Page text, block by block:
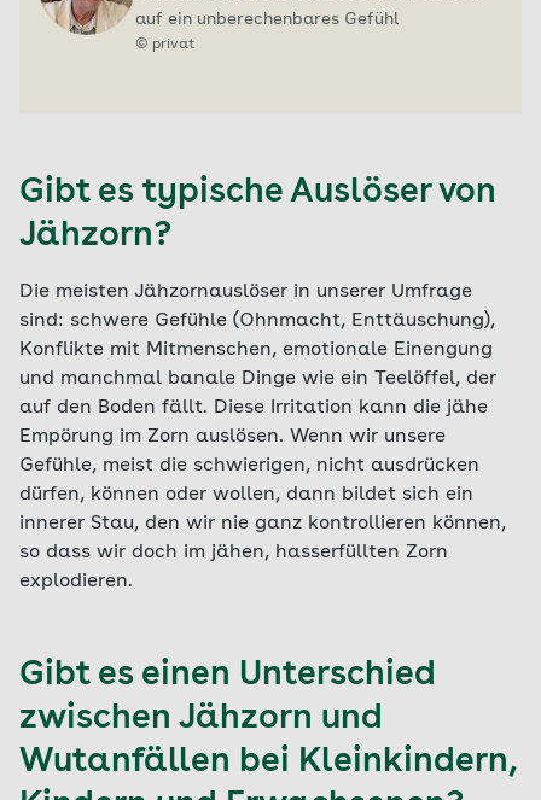
auf ein unberechenbares Gefühl
© privat
Gibt es typische Auslöser von
Jähzorn?
Die meisten Jähzornauslöser in unserer Umfrage
sind: schwere Gefühle (Ohnmacht, Enttäuschung),
Konflikte mit Mitmenschen, emotionale Einengung
und manchmal banale Dinge wie ein Teelöffel, der
auf den Boden fällt. Diese Irritation kann die jähe
Empörung im Zorn auslösen. Wenn wir unsere
Gefühle, meist die schwierigen, nicht ausdrücken
dürfen, können oder wollen, dann bildet sich ein
innerer Stau, den wir nie ganz kontrollieren können,
so dass wir doch im jähen, hasserfüllten Zorn
explodieren.
Gibt es einen Unterschied
zwischen Jähzorn und
Wutanfällen bei Kleinkindern,